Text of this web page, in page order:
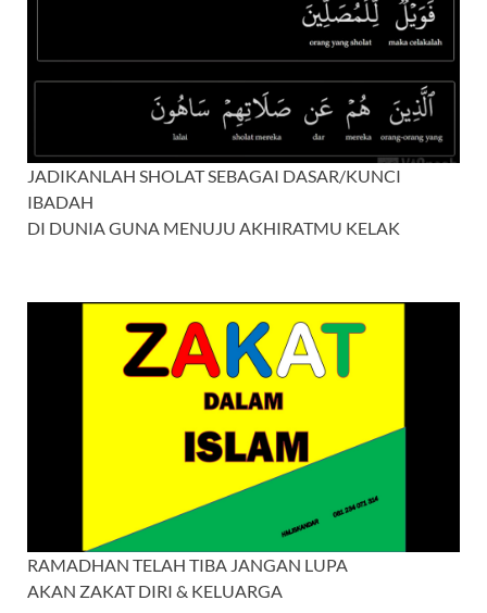
JADIKANLAH SHOLAT SEBAGAI DASAR/KUNCI
IBADAH
DI DUNIA GUNA MENUJU AKHIRATMU KELAK
RAMADHAN TELAH TIBA JANGAN LUPA
AKAN ZAKAT DIRI & KELUARGA